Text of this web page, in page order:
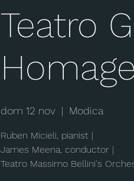
Teatro
dom 12 nov
  |
Modica
Ruben Micieli, pianist |
James Meena, conductor |